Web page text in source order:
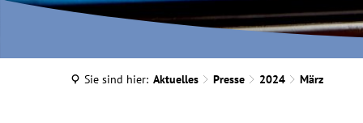
Sie sind hier: Aktuelles Presse 2024 März